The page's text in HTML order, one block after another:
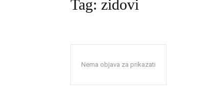
Tag: zidovi
Nema objava za prikazati